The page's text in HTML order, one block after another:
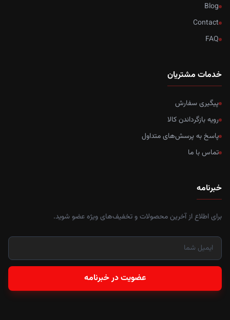
Blog
Contact
FAQ
خدمات مشتریان
پیگیری سفارش
رویه بازگرداندن کالا
پاسخ به پرسش‌های متداول
تماس با ما
خبرنامه
برای اطلاع از آخرین محصولات و تخفیف‌های ویژه عضو شوید.
عضویت در خبرنامه